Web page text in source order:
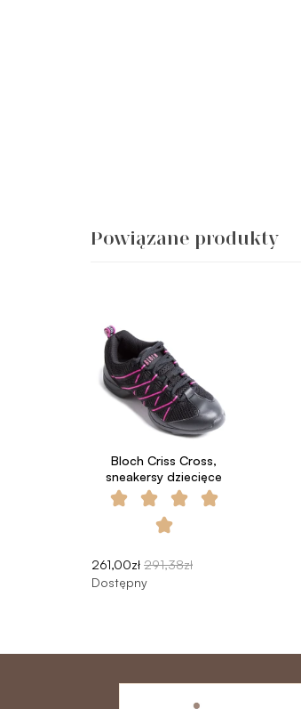
Powiązane produkty
Bloch Criss Cross,
sneakersy dziecięce
261,00zł 291,38zł
Dostępny